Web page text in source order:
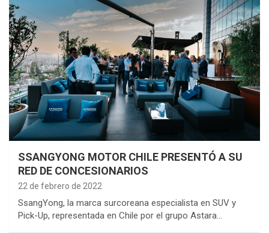
SSANGYONG MOTOR CHILE PRESENTÓ A SU
RED DE CONCESIONARIOS
22 de febrero de 2022
SsangYong, la marca surcoreana especialista en SUV y
Pick-Up, representada en Chile por el grupo Astara…